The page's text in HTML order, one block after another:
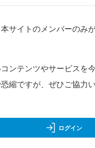
サイトのメンバーのみ
ンテンツやサービスを
縮ですが、ぜひご協力
ログイン